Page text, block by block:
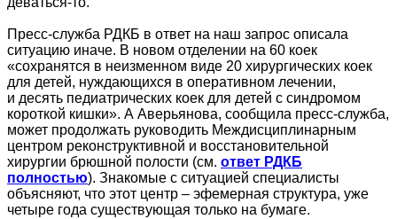
Пресс-служба РДКБ в ответ на наш запрос описала
ситуацию иначе. В новом отделении на 60 коек
«сохранятся в неизменном виде 20 хирургических коек
для детей, нуждающихся в оперативном лечении,
и десять педиатрических коек для детей с синдромом
короткой кишки». А Аверьянова, сообщила пресс‑служба,
может продолжать руководить Междисциплинарным
центром реконструктивной и восстановительной
хирургии брюшной полости (см. ответ РДКБ
полностью). Знакомые с ситуацией специалисты
объясняют, что этот центр – эфемерная структура, уже
четыре года существующая только на бумаге.